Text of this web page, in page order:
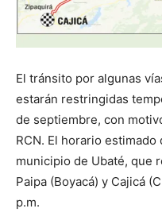
El tránsito por algunas
estarán restringidas
de septiembre, con
RCN. El horario
municipio de Ubaté, que
Paipa (Boyacá) y Cajicá
p.m.